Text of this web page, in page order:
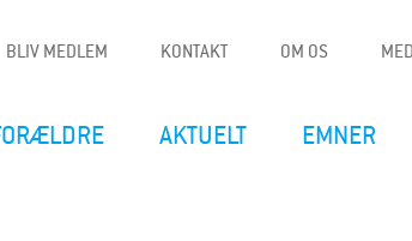
BLIV MEDLEM KONTAKT OM OS
AKTUELT EMNER